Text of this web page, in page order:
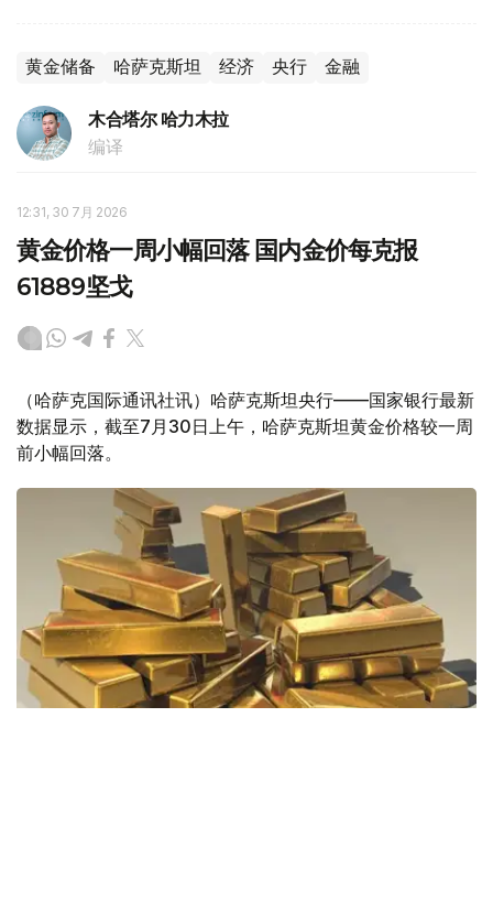
黄金储备 哈萨克斯坦 经济 央行 金融
木合塔尔 哈力木拉
编译
12:31, 30 7月 2026
黄金价格一周小幅回落 国内金价每克报
61889坚戈
（哈萨克国际通讯社讯）哈萨克斯坦央行——国家银行最新
数据显示，截至7月30日上午，哈萨克斯坦黄金价格较一周
前小幅回落。